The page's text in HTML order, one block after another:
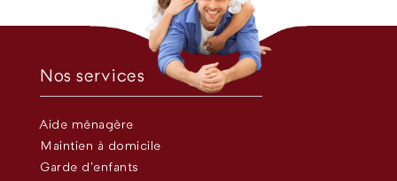
Nos services
Aide ménagère
Maintien à domicile
Garde d’enfants